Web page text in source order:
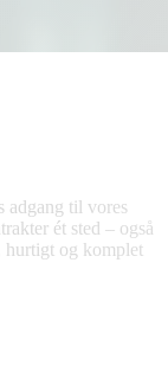
adgang til vores
ét sted – også
hurtigt og komplet